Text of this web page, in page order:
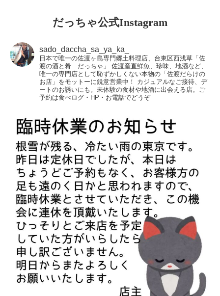
だっちゃ公式Instagram
sado_daccha_sa_ya_ka_
日本で唯一の佐渡ヶ島専門郷土料理店、台東区西浅草「佐
渡の酒と肴 だっちゃ」
佐渡産直鮮魚、珍味、地酒など、
唯一の専門店として恥ずかしくない本物の「佐渡だらけの
お店」をモットーに鋭意営業中！
カジュアルなご接待、デ
ートのお誘いにも。未体験の食材や地酒に出会える店。ご
予約は食べログ・HP・お電話でどうぞ